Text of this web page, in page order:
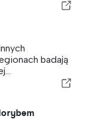
badają